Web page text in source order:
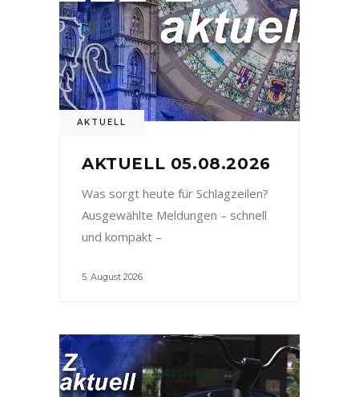
AKTUELL
AKTUELL 05.08.2026
Was sorgt heute für Schlagzeilen?
Ausgewählte Meldungen – schnell
und kompakt –
5. August 2026